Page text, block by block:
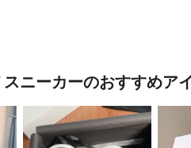
スニーカーのおすすめア